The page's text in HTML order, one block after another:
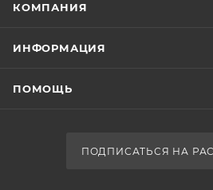
КОМПАНИЯ
ИНФОРМАЦИЯ
ПОМОЩЬ
ПОДПИСАТЬСЯ НА